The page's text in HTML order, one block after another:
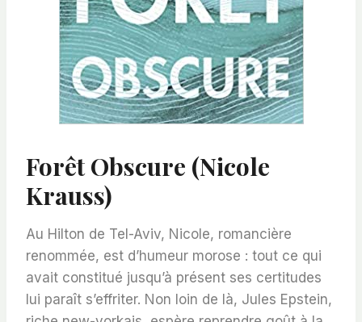
Forêt Obscure (Nicole
Krauss)
Au Hilton de Tel-Aviv, Nicole, romancière
renommée, est d’humeur morose : tout ce qui
avait constitué jusqu’à présent ses certitudes
lui paraît s’effriter. Non loin de là, Jules Epstein,